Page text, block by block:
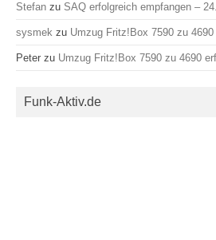
Stefan zu SAQ erfolgreich empfangen –
sysmek zu Umzug Fritz!Box 7590 zu
Peter zu Umzug Fritz!Box 7590 zu 4690
Funk-Aktiv.de